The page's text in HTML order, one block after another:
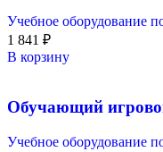
Учебное оборудование
1 841 ₽
В корзину
Обучающий
Учебное оборудование